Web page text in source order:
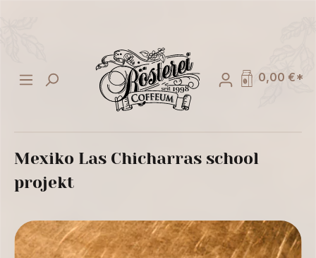
0,00 €*
Mexiko Las Chicharras school
projekt